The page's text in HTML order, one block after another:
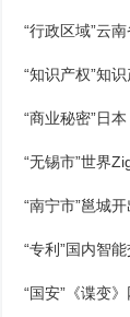
“行政区域”云
“知识产权”知
“商业秘密”日
“无锡市”世界
“南宁市”邕城
“专利”国内智
“国安”《谍变